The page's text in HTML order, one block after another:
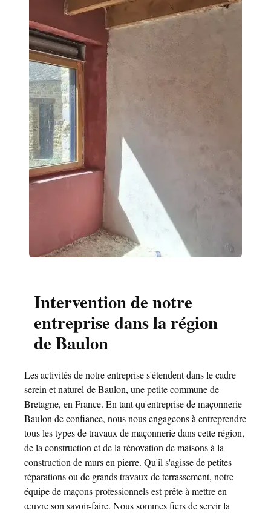
Intervention de notre
entreprise dans la région
de Baulon
Les activités de notre entreprise s'étendent dans le cadre
serein et naturel de Baulon, une petite commune de
Bretagne, en France. En tant qu'entreprise de maçonnerie
Baulon de confiance, nous nous engageons à entreprendre
tous les types de travaux de maçonnerie dans cette région,
de la construction et de la rénovation de maisons à la
construction de murs en pierre. Qu'il s'agisse de petites
réparations ou de grands travaux de terrassement, notre
équipe de maçons professionnels est prête à mettre en
œuvre son savoir-faire. Nous sommes fiers de servir la